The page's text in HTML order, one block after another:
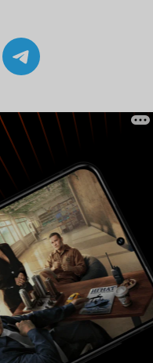
это
снимут с
сайте ТНТ